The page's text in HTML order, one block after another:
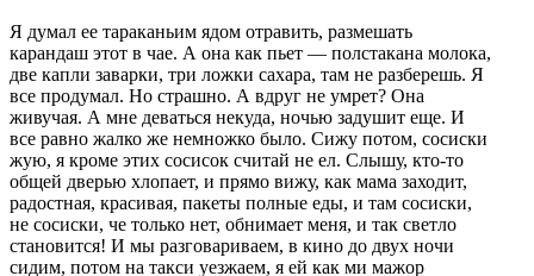
Я думал ее тараканьим ядом отравить, размешать
карандаш этот в чае. А она как пьет — полстакана молока,
две капли заварки, три ложки сахара, там не разберешь. Я
все продумал. Но страшно. А вдруг не умрет? Она
живучая. А мне деваться некуда, ночью задушит еще. И
все равно жалко же немножко было. Сижу потом, сосиски
жую, я кроме этих сосисок считай не ел. Слышу, кто-то
общей дверью хлопает, и прямо вижу, как мама заходит,
радостная, красивая, пакеты полные еды, и там сосиски,
не сосиски, че только нет, обнимает меня, и так светло
становится! И мы разговариваем, в кино до двух ночи
сидим, потом на такси уезжаем, я ей как ми мажор